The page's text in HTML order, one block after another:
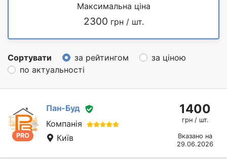
Максимальна ціна
2300 грн / шт.
Сортувати за рейтингом
за ціною
по актуальності
PRO
Пан-Буд
Компанія
Київ
1400
грн / шт.
Вказано на
29.06.2026